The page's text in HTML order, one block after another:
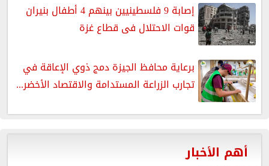
إصابة 9 فلسطينيين بينهم 4 أطفال بنيران
قوات الاحتلال فى قطاع غزة
برعاية محافظ الجيزة دمج ذوي الإعاقة في
تجارب الزراعة المستدامة والاقتصاد الأخضر...
أهم الأخبار